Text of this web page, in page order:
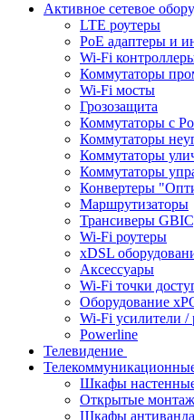
Активное сетевое
LTE роутеры
PoE адаптеры и
Wi-Fi
Коммутаторы
Wi-Fi мосты
Грозозащита
Коммутаторы c
Коммутаторы
Коммутаторы
Коммутаторы
Конвертеры
Маршрутизаторы
Трансиверы
Wi-Fi роутеры
xDSL
Аксессуары
Wi-Fi точки
Оборудование
Wi-Fi усилители /
Powerline
Телевидение
Шкафы
Открытые
Шкафы